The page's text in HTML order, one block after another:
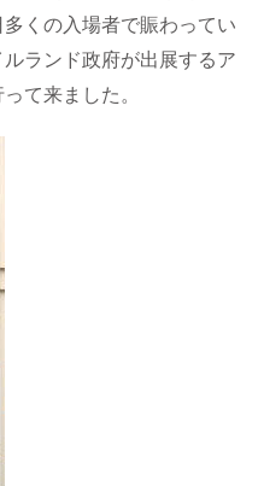
くの入場者で賑わってい
ランド政府が出展するア
て来ました。